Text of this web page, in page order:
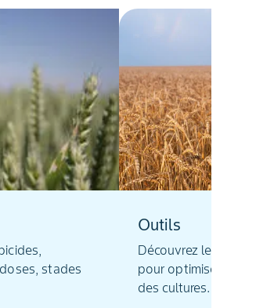
stades
Outils
Découvrez les outils et
pour optimiser la
des cultures.